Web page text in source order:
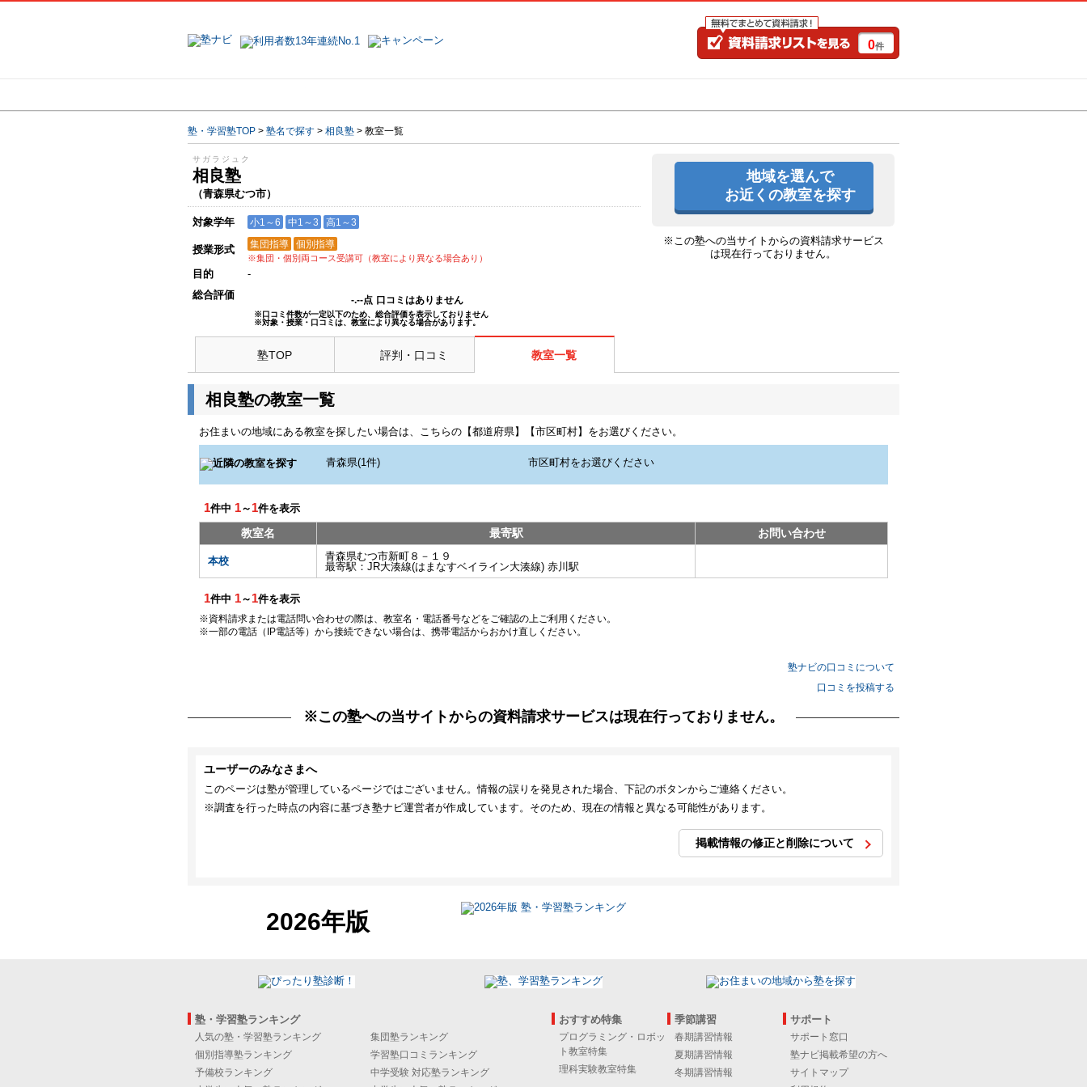
0件
塾・学習塾TOP > 塾名で探す > 相良塾 > 教室一覧
サガラジュク
相良塾
（青森県むつ市）
対象学年 小1～6 中1～3 高1～3
授業形式 集団指導 個別指導
※集団・個別両コース受講可（教室により異なる場合あり）
目的
-
総合評価
-.--点 口コミはありません
※口コミ件数が一定以下のため、総合評価を表示しておりません
※対象・授業・口コミは、教室により異なる場合があります。
地域を選んで
お近くの教室を探す
※この塾への当サイトからの資料請求サービス
は現在行っておりません。
塾TOP 評判・口コミ 教室一覧
相良塾の教室一覧
お住まいの地域にある教室を探したい場合は、こちらの【都道府県】【市区町村】をお選びください。
1件中 1～ 1件を表示
教室名 最寄駅 お問い合わせ
本校
青森県むつ市新町８－１９
最寄駅： JR大湊線(はまなすベイライン大湊線) 赤川駅
1件中 1～ 1件を表示
※資料請求または電話問い合わせの際は、教室名・電話番号などをご確認の上ご利用ください。
※一部の電話（IP電話等）から接続できない場合は、携帯電話からおかけ直しください。
塾ナビの口コミについて
口コミを投稿する
※この塾への当サイトからの資料請求サービスは現在行っておりません。
ユーザーのみなさまへ
このページは塾が管理しているページではございません。情報の誤りを発見された場合、下記のボタンからご連絡ください。
※調査を行った時点の内容に基づき塾ナビ運営者が作成しています。そのため、現在の情報と異なる可能性があります。
掲載情報の修正と削除について
2026年版
塾・学習塾ランキング
人気の塾・学習塾ランキング
集団塾ランキング
個別指導塾ランキング
学習塾口コミランキング
予備校ランキング
中学受験 対応塾ランキング
おすすめ特集
プログラミング・ロボッ
ト教室特集
理科実験教室特集
季節講習
春期講習情報
夏期講習情報
冬期講習情報
サポート
サポート窓口
塾ナビ掲載希望の方へ
サイトマップ